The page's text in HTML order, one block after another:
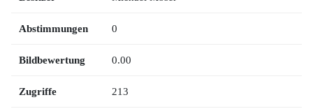
Abstimmungen 0
Bildbewertung 0.00
Zugriffe 213